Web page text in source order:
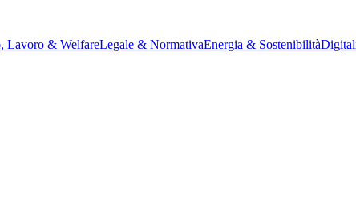
Lavoro & WelfareLegale & NormativaEnergia & Sostenibilità